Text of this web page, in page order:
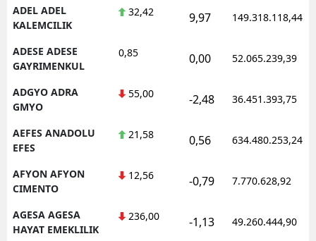
ADEL ADEL
KALEMCILIK
32,42 9,97 149.318.118,44
ADESE ADESE
GAYRIMENKUL
0,85 0,00 52.065.239,39
ADGYO ADRA
GMYO
55,00 -2,48 36.451.393,75
AEFES ANADOLU
EFES
21,58 0,56 634.480.253,24
AFYON AFYON
CIMENTO
12,56 -0,79 7.770.628,92
AGESA AGESA
HAYAT EMEKLILIK
236,00 -1,13 49.260.444,90